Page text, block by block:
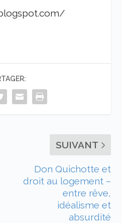
SUIVANT
Don Quichotte et
droit au logement –
entre rêve,
idéalisme et
absurdité